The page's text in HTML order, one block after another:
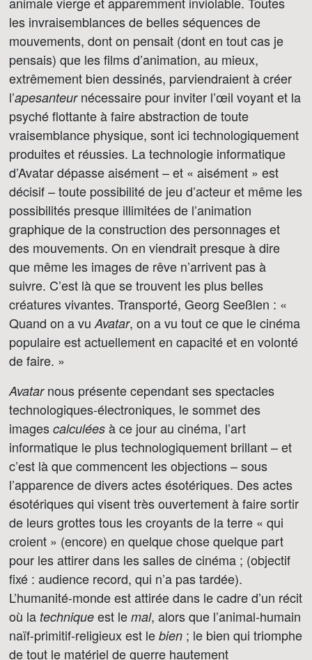
les invraisemblances de belles séquences de
mouvements, dont on pensait (dont en tout cas je
pensais) que les films d’animation, au mieux,
extrêmement bien dessinés, parviendraient à créer
l’apesanteurnécessaire pour inviter l’œil voyant et la
psyché flottante à faire abstraction de toute
vraisemblance physique, sont ici technologiquement
produites et réussies. La technologie informatique
d’Avatar dépasse aisément – et « aisément » est
décisif – toute possibilité de jeu d’acteur et même les
possibilités presque illimitées de l’animation
graphique de la construction des personnages et
des mouvements. On en viendrait presque à dire
que même les images de rêve n’arrivent pas à
suivre. C’est là que se trouvent les plus belles
créatures vivantes. Transporté, Georg Seeßlen : «
Quand on a vu Avatar, on a vu tout ce que le cinéma
populaire est actuellement en capacité et en volonté
de faire. »
Avatarnous présente cependant ses spectacles
technologiques-électroniques, le sommet des
images calculées à ce jour au cinéma, l’art
informatique le plus technologiquement brillant – et
c’est là que commencent les objections – sous
l’apparence de divers actes ésotériques. Des actes
ésotériques qui visent très ouvertement à faire sortir
de leurs grottes tous les croyants de la terre « qui
croient » (encore) en quelque chose quelque part
pour les attirer dans les salles de cinéma ; (objectif
fixé : audience record, qui n’a pas tardée).
L’humanité-monde est attirée dans le cadre d’un récit
où la technique est le mal, alors que l’animal-humain
naïf-primitif-religieux est le bien ; le bien qui triomphe
de tout le matériel de guerre hautement